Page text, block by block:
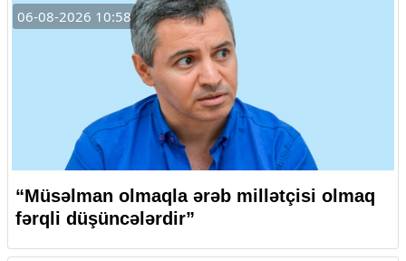
06-08-2026 10:58
“Müsəlman olmaqla ərəb millətçisi olmaq
fərqli düşüncələrdir”